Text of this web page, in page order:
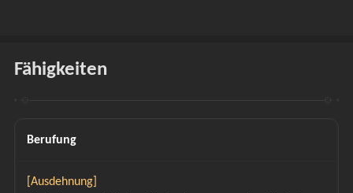
Fähigkeiten
Berufung
[Ausdehnung]